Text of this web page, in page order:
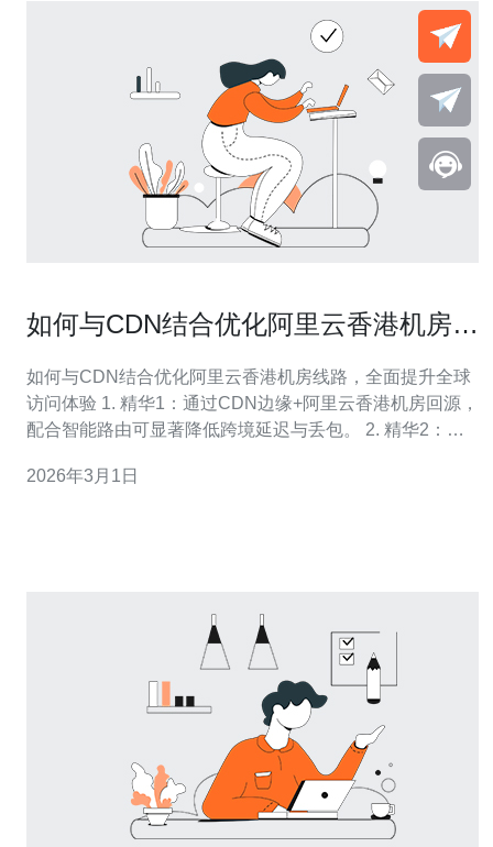
如何与CDN结合优化阿里云香港机房线
如何与CDN结合优化阿里云香港机房线路，全面提升全球
访问体验 1. 精华1：通过CDN边缘+阿里云香港机房回源，
配合智能路由可显著降低跨境延迟与丢包。 2. 精华2：制
HTTP/2/3与TLS1.3，提升并发与安全。 3. 精华3：采用多
2026年3月1日